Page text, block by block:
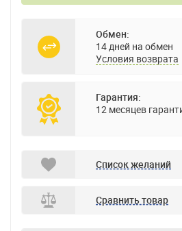
Обмен:
14 дней на обмен
Условия возврата
Гарантия:
12 месяцев
Список желаний
Сравнить товар